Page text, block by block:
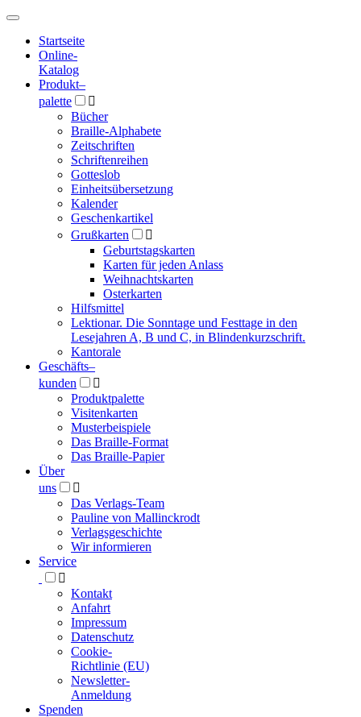
Hauptmenü
Hauptmenü
Startseite
Online-
Katalog
Produkt–
palette

Bücher
Braille-Alphabete
Zeitschriften
Schriftenreihen
Gotteslob
Einheitsübersetzung
Kalender
Geschenkartikel
Grußkarten

Geburtstagskarten
Karten für jeden Anlass
Weihnachtskarten
Osterkarten
Hilfsmittel
Lektionar. Die Sonntage und Festtage in den
Lesejahren A, B und C, in Blindenkurzschrift.
Kantorale
Geschäfts­–
kunden

Produktpalette
Visitenkarten
Musterbeispiele
Das Braille-Format
Das Braille-Papier
Über
uns

Das Verlags-Team
Pauline von Mallinckrodt
Verlagsgeschichte
Wir informieren
Service

Kontakt
Anfahrt
Impressum
Datenschutz
Cookie-
Richtlinie (EU)
Newsletter-
Anmeldung
Spenden